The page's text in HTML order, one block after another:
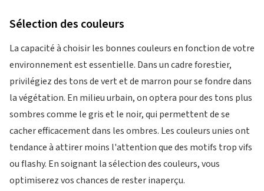
Sélection des couleurs
La capacité à choisir les bonnes couleurs en fonction de votre
environnement est essentielle. Dans un cadre forestier,
privilégiez des tons de vert et de marron pour se fondre dans
la végétation. En milieu urbain, on optera pour des tons plus
sombres comme le gris et le noir, qui permettent de se
cacher efficacement dans les ombres. Les couleurs unies ont
tendance à attirer moins l'attention que des motifs trop vifs
ou flashy. En soignant la sélection des couleurs, vous
optimiserez vos chances de rester inaperçu.